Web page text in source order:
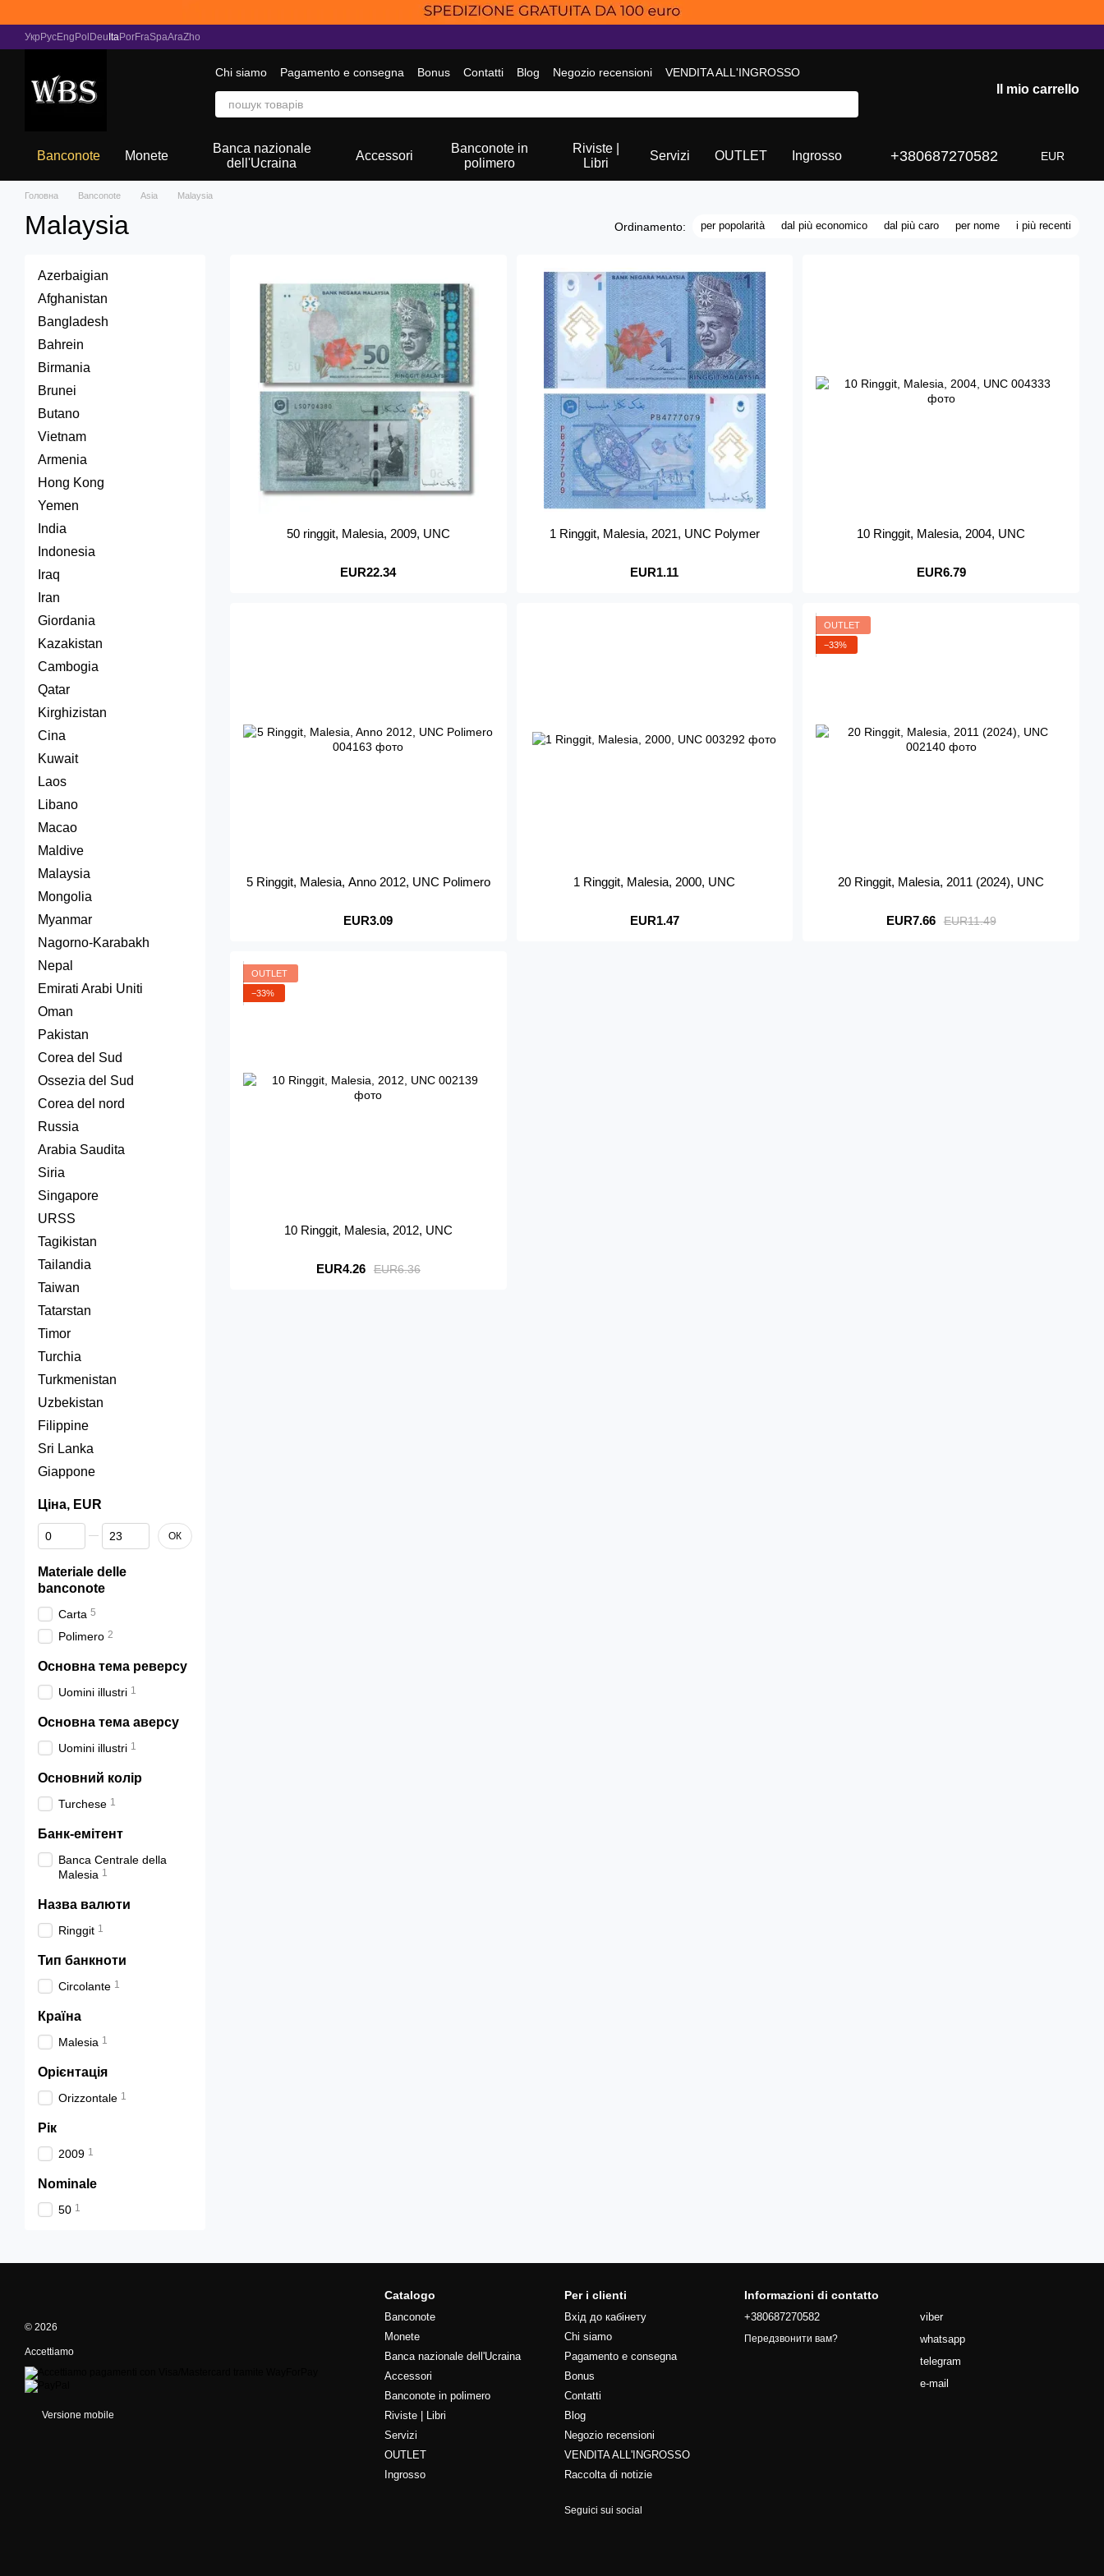
Укр РусEng Pol Deu ItaPorFraSpaAraZho
Chi siamo Pagamento e consegna Bonus Contatti Blog Negozio recensioni
VENDITA ALL'INGROSSO
Raccolta di notizie
Il mio carrello
Banconote Monete
Banca nazionale
dell'Ucraina
Accessori
Banconote in
polimero
Riviste |
Libri
Servizi OUTLET Ingrosso +380687270582 EUR
Головна Banconote Asia Malaysia
Malaysia Ordinamento: per popolarità dal più economico dal più caro per nome i più recenti
50 ringgit, Malesia, 2009, UNC
EUR22.34
1 Ringgit, Malesia, 2021, UNC Polymer
EUR1.11
10 Ringgit, Malesia, 2004, UNC
EUR6.79
5 Ringgit, Malesia, Anno 2012, UNC Polimero
EUR3.09
1 Ringgit, Malesia, 2000, UNC
EUR1.47
OUTLET
−33%
20 Ringgit, Malesia, 2011 (2024), UNC
EUR11.49
EUR7.66
OUTLET
−33%
10 Ringgit, Malesia, 2012, UNC
EUR6.36
EUR4.26
Azerbaigian
Afghanistan
Bangladesh
Bahrein
Birmania
Brunei
Butano
Vietnam
Armenia
Hong Kong
Yemen
India
Indonesia
Iraq
Iran
Giordania
Kazakistan
Cambogia
Qatar
Kirghizistan
Cina
Kuwait
Laos
Libano
Macao
Maldive
Malaysia
Mongolia
Myanmar
Nagorno-Karabakh
Nepal
Emirati Arabi Uniti
Oman
Pakistan
Corea del Sud
Ossezia del Sud
Corea del nord
Russia
Arabia Saudita
Siria
Singapore
URSS
Tagikistan
Tailandia
Taiwan
Tatarstan
Timor
Turchia
Turkmenistan
Uzbekistan
Filippine
Sri Lanka
Giappone
Ціна, EUR
Da Ціна, EUR
A Ціна, EUR ОК
Materiale delle
banconote
Carta 5
Polimero 2
Основна тема реверсу
Uomini illustri 1
Основна тема аверсу
Uomini illustri 1
Основний колір
Turchese 1
Банк-емітент
Banca Centrale della
Malesia 1
Назва валюти
Ringgit 1
Тип банкноти
Circolante 1
Країна
Malesia 1
Орієнтація
Orizzontale 1
Рік
2009 1
Nominale
50 1
© 2026
Accettiamo
Versione mobile
Catalogo
Banconote
Monete
Banca nazionale dell'Ucraina
Accessori
Banconote in polimero
Riviste | Libri
Servizi
OUTLET
Ingrosso
Per i clienti
Вхід до кабінету
Chi siamo
Pagamento e consegna
Bonus
Contatti
Blog
Negozio recensioni
VENDITA ALL'INGROSSO
Raccolta di notizie
Seguici sui social
Informazioni di contatto
+380687270582
Передзвонити вам?
viber
whatsapp
telegram
e-mail